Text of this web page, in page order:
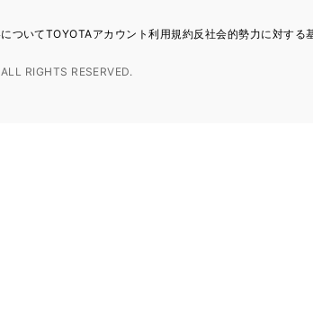
ついてTOYOTAアカウント利用規約反社会的勢力に対する
RIGHTS RESERVED.